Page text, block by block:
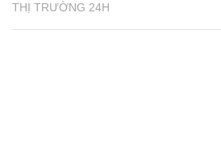
THỊ TRƯỜNG 24H